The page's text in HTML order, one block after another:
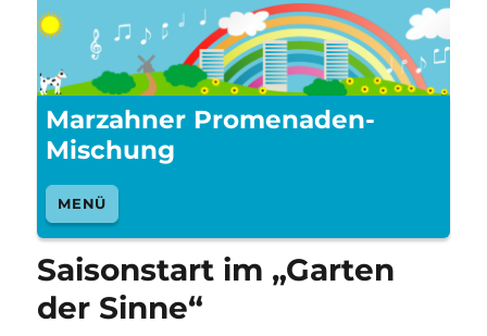
Marzahner Promenaden-
Mischung
MENÜ
Saisonstart im „Garten
der Sinne“